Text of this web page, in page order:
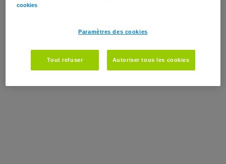
cookies
Paramètres des cookies
Tout refuser Autoriser tous les cookies